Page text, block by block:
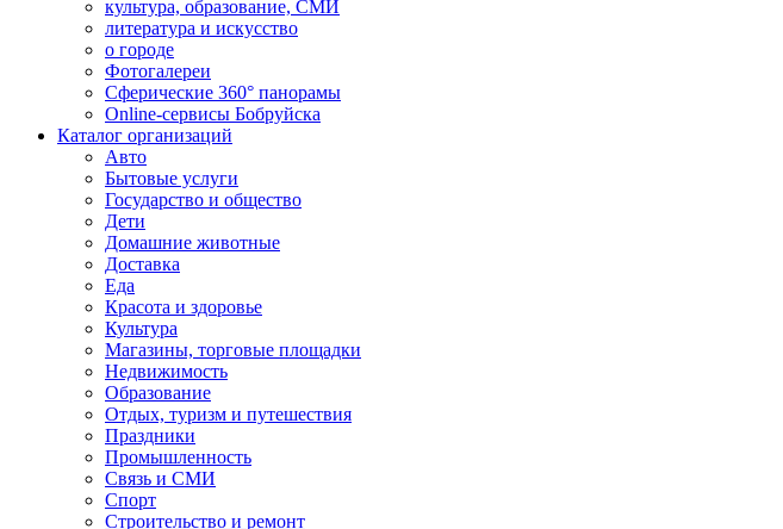
культура, образование, СМИ
литература и искусство
о городе
Фотогалереи
Сферические 360° панорамы
Online-сервисы Бобруйска
Каталог организаций
Авто
Бытовые услуги
Государство и общество
Дети
Домашние животные
Доставка
Еда
Красота и здоровье
Культура
Магазины, торговые площадки
Недвижимость
Образование
Отдых, туризм и путешествия
Праздники
Промышленность
Связь и СМИ
Спорт
Строительство и ремонт